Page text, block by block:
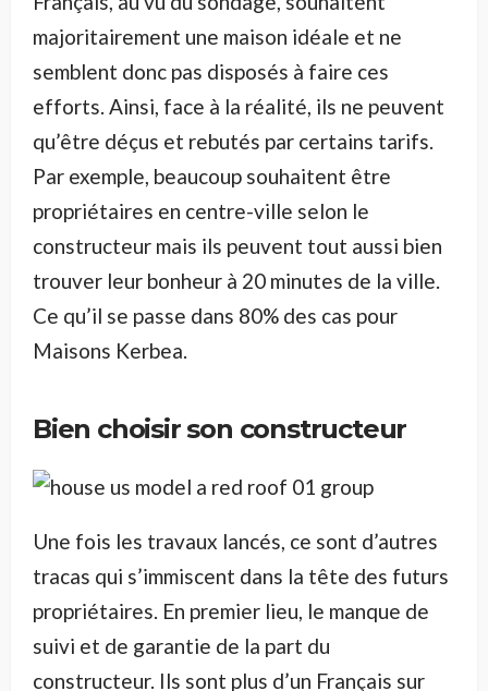
majoritairement une maison idéale et ne
semblent donc pas disposés à faire ces
efforts. Ainsi, face à la réalité, ils ne peuvent
qu’être déçus et rebutés par certains tarifs.
Par exemple, beaucoup souhaitent être
propriétaires en centre-ville selon le
constructeur mais ils peuvent tout aussi bien
trouver leur bonheur à 20 minutes de la ville.
Ce qu’il se passe dans 80% des cas pour
Maisons Kerbea.
Bien choisir son constructeur
Une fois les travaux lancés, ce sont d’autres
tracas qui s’immiscent dans la tête des futurs
propriétaires. En premier lieu, le manque de
suivi et de garantie de la part du
constructeur. Ils sont plus d’un Français sur